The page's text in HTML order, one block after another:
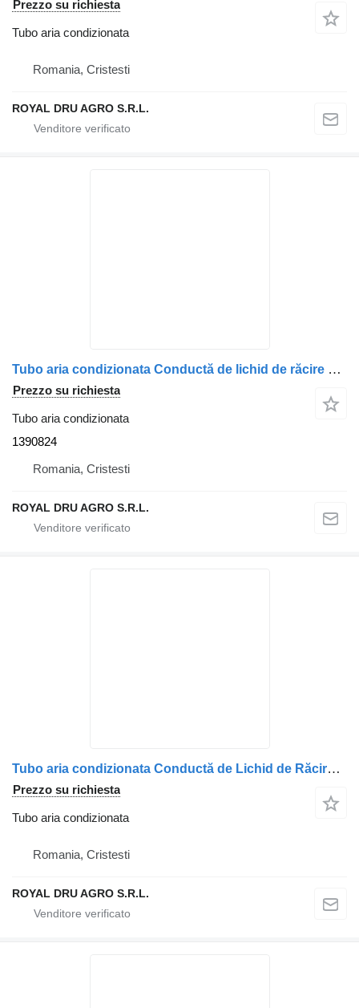
Prezzo su richiesta
Tubo aria condizionata
Romania, Cristesti
ROYAL DRU AGRO S.R.L.
Tubo aria condizionata Conductă de lichid de răcire 1390824 per camion MAN
Prezzo su richiesta
Tubo aria condizionata
1390824
Romania, Cristesti
ROYAL DRU AGRO S.R.L.
Tubo aria condizionata Conductă de Lichid de Răcire per camion MAN 51063030022 / 5106303-0022
Prezzo su richiesta
Tubo aria condizionata
Romania, Cristesti
ROYAL DRU AGRO S.R.L.